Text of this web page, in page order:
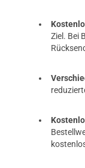
Ziel. Bei